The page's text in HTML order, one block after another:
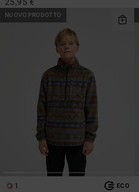
NUOVO PRODOTTO
1 ECO